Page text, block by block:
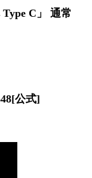
C」 通常
公式]